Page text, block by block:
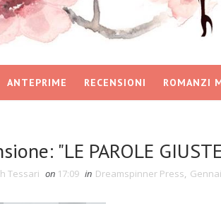
ANTEPRIME RECENSIONI ROMANZI
"LE PAROLE
Tessari on 17:09 in Dreamspinner Press,